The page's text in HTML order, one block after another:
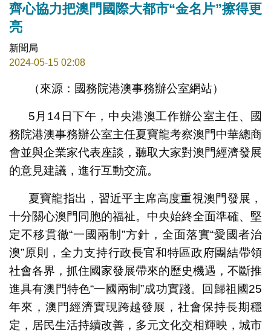
齊心協力把澳門國際大都市“金名片”擦得更
亮
新聞局
2024-05-15 02:08
（來源：國務院港澳事務辦公室網站）
5月14日下午，中央港澳工作辦公室主任、國
務院港澳事務辦公室主任夏寶龍考察澳門中華總商
會並與企業家代表座談，聽取大家對澳門經濟發展
的意見建議，進行互動交流。
夏寶龍指出，習近平主席高度重視澳門發展，
十分關心澳門同胞的福祉。中央始終全面準確、堅
定不移貫徹“一國兩制”方針，全面落實“愛國者治
澳”原則，全力支持行政長官和特區政府團結帶領
社會各界，抓住國家發展帶來的歷史機遇，不斷推
進具有澳門特色“一國兩制”成功實踐。回歸祖國25
年來，澳門經濟實現跨越發展，社會保持長期穩
定，居民生活持續改善，多元文化交相輝映，城市